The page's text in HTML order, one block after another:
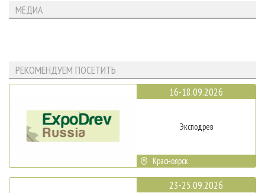
МЕДИА
РЕКОМЕНДУЕМ ПОСЕТИТЬ
16-18.09.2026
Эксподрев
Красноярск
23-25.09.2026